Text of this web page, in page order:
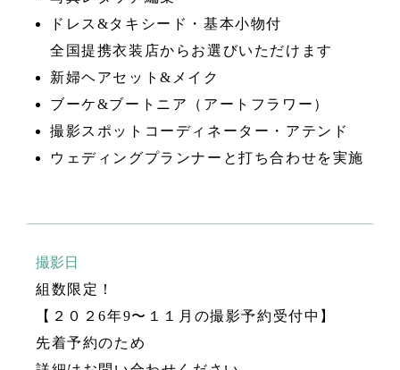
ドレス&タキシード・基本小物付
全国提携衣装店からお選びいただけます
新婦ヘアセット&メイク
ブーケ&ブートニア（アートフラワー）
撮影スポットコーディネーター・アテンド
ウェディングプランナーと打ち合わせを実施
撮影日
組数限定！
【２０２6年9〜１１月の撮影予約受付中】
先着予約のため